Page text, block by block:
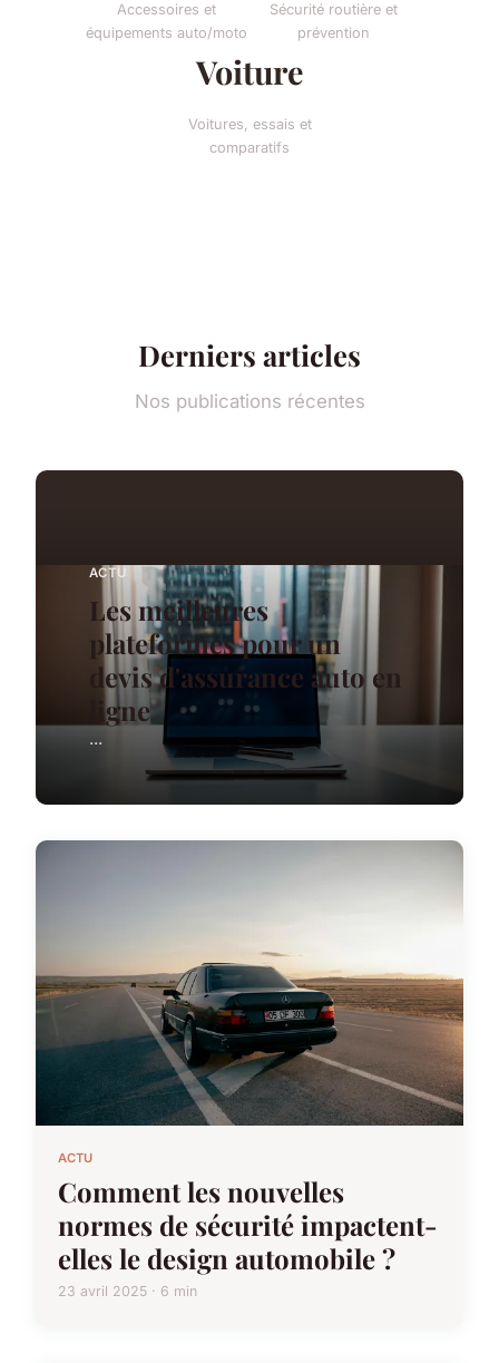
Accessoires et
équipements auto/moto
Sécurité routière et
prévention
Voiture
Voitures, essais et
comparatifs
Derniers articles
Nos publications récentes
ACTU
Les meilleures
plateformes pour un
devis d'assurance auto en
ligne
...
ACTU
Comment les nouvelles
normes de sécurité impactent-
elles le design automobile ?
23 avril 2025 · 6 min